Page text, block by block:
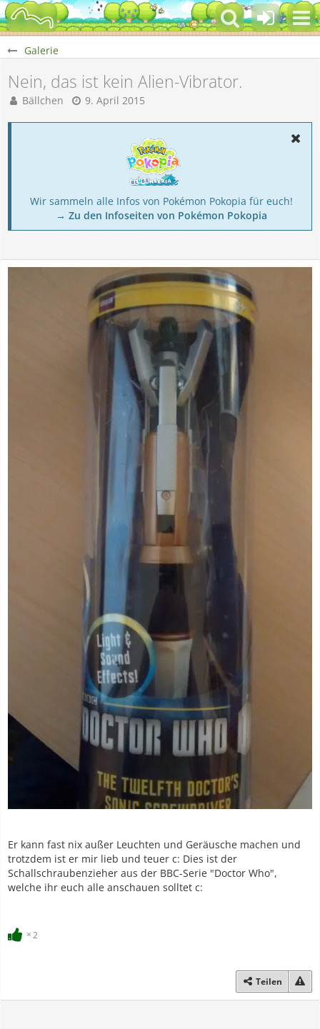
Galerie
Nein, das ist kein Alien-Vibrator.
Bällchen 9. April 2015
Wir sammeln alle Infos von Pokémon Pokopia für euch!
→ Zu den Infoseiten von Pokémon Pokopia
Er kann fast nix außer Leuchten und Geräusche machen und
trotzdem ist er mir lieb und teuer c: Dies ist der
Schallschraubenzieher aus der BBC-Serie "Doctor Who",
welche ihr euch alle anschauen solltet c:
2
Teilen